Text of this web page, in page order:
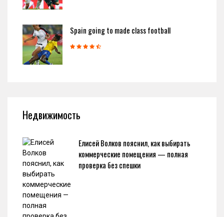
Spain going to made class football
Недвижимость
Елисей Волков пояснил, как выбирать
коммерческие помещения — полная
проверка без спешки